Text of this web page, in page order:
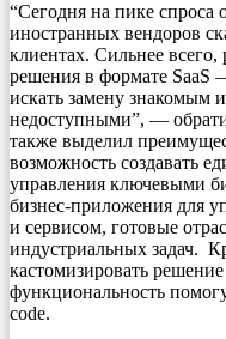
“Сегодня на пике
иностранных вендоров
клиентах. Сильнее всего,
решения в формате
искать замену знакомым
недоступными”, —
также выделил
возможность создавать
управления ключевыми
бизнес-приложения для
и сервисом, готовые
индустриальных задач.
кастомизировать
функциональность
code.